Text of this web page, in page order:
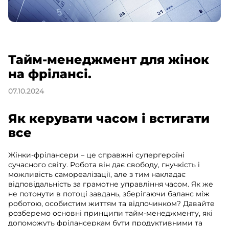
Тайм-менеджмент для жінок
на фрілансі.
07.10.2024
Як керувати часом і встигати
все
Жінки-фрілансери – це справжні супергероїні
сучасного світу. Робота він дає свободу, гнучкість і
можливість самореалізації, але з тим накладає
відповідальність за грамотне управління часом. Як же
не потонути в потоці завдань, зберігаючи баланс між
роботою, особистим життям та відпочинком? Давайте
розберемо основні принципи тайм-менеджменту, які
допоможуть фрілансеркам бути продуктивними та